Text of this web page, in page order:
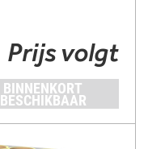
Prijs volgt
BINNENKORT
BESCHIKBAAR